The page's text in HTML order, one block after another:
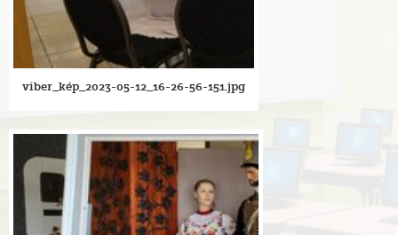
viber_kép_2023-05-12_16-26-56-151.jpg